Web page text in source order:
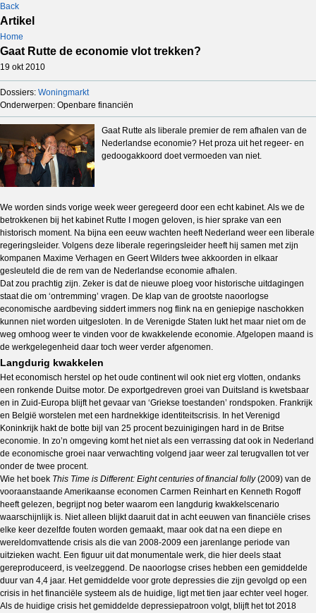
Back
Artikel
Home
Gaat Rutte de economie vlot trekken?
19 okt 2010
Dossiers: Woningmarkt
Onderwerpen: Openbare financiën
Gaat Rutte als liberale premier de rem afhalen van de
Nederlandse economie? Het proza uit het regeer- en
gedoogakkoord doet vermoeden van niet.
We worden sinds vorige week weer geregeerd door een echt kabinet. Als we de
betrokkenen bij het kabinet Rutte I mogen geloven, is hier sprake van een
historisch moment. Na bijna een eeuw wachten heeft Nederland weer een liberale
regeringsleider. Volgens deze liberale regeringsleider heeft hij samen met zijn
kompanen Maxime Verhagen en Geert Wilders twee akkoorden in elkaar
gesleuteld die de rem van de Nederlandse economie afhalen.
Dat zou prachtig zijn. Zeker is dat de nieuwe ploeg voor historische uitdagingen
staat die om ‘ontremming’ vragen. De klap van de grootste naoorlogse
economische aardbeving siddert immers nog flink na en geniepige naschokken
kunnen niet worden uitgesloten. In de Verenigde Staten lukt het maar niet om de
weg omhoog weer te vinden voor de kwakkelende economie. Afgelopen maand is
de werkgelegenheid daar toch weer verder afgenomen.
Langdurig kwakkelen
Het economisch herstel op het oude continent wil ook niet erg vlotten, ondanks
een ronkende Duitse motor. De exportgedreven groei van Duitsland is kwetsbaar
en in Zuid-Europa blijft het gevaar van ‘Griekse toestanden’ rondspoken. Frankrijk
en België worstelen met een hardnekkige identiteitscrisis. In het Verenigd
Koninkrijk hakt de botte bijl van 25 procent bezuinigingen hard in de Britse
economie. In zo’n omgeving komt het niet als een verrassing dat ook in Nederland
de economische groei naar verwachting volgend jaar weer zal terugvallen tot ver
onder de twee procent.
Wie het boek This Time is Different: Eight centuries of financial folly(2009) van de
vooraanstaande Amerikaanse economen Carmen Reinhart en Kenneth Rogoff
heeft gelezen, begrijpt nog beter waarom een langdurig kwakkelscenario
waarschijnlijk is. Niet alleen blijkt daaruit dat in acht eeuwen van financiële crises
elke keer dezelfde fouten worden gemaakt, maar ook dat na een diepe en
wereldomvattende crisis als die van 2008-2009 een jarenlange periode van
uitzieken wacht. Een figuur uit dat monumentale werk, die hier deels staat
gereproduceerd, is veelzeggend. De naoorlogse crises hebben een gemiddelde
duur van 4,4 jaar. Het gemiddelde voor grote depressies die zijn gevolgd op een
crisis in het financiële systeem als de huidige, ligt met tien jaar echter veel hoger.
Als de huidige crisis het gemiddelde depressiepatroon volgt, blijft het tot 2018